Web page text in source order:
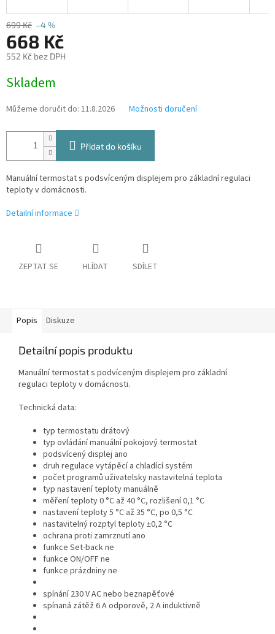
699 Kč –4 %
668 Kč
552 Kč bez DPH
cena:
Skladem
Můžeme doručit do: 11.8.2026 Možnosti doručení
Přidat do košíku
Manuální termostat s podsvíceným displejem pro základní regulaci
teploty v domácnosti.
Detailní informace
ZEPTAT SE HLÍDAT SDÍLET
Popis Diskuze
Detailní popis produktu
Manuální termostat s podvíceným displejem pro základní
regulaci teploty v domácnosti.
Technická data:
typ termostatu drátový
typ ovládání manuální pokojový termostat
podsvícený displej ano
druh regulace vytápěcí a chladící systém
počet programů uživatelsky nastavitelná teplota
typ nastavení teploty manuálně
měření teploty 0 °C až 40 °C, rozlišení 0,1 °C
nastavení teploty 5 °C až 35 °C, po 0,5 °C
nastavitelný rozptyl teploty ±0,2 °C
ochrana proti zamrznutí ano
funkce Set-back ne
funkce ON/OFF ne
funkce prázdniny ne
spínání 230 V AC nebo beznapěťové
spínaná zátěž 6 A odporově, 2 A induktivně